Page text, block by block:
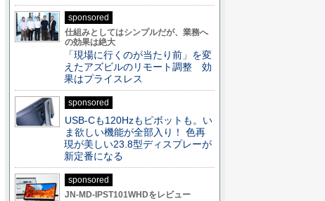
sponsored
仕組みとしてはシンプルだが、業務へ
の効果は絶大
「現場に行くのが当たり前」を変
えたアズビルのリモート調整 効
果はプライスレス
sponsored
USB-Cも120Hzもピボットも。い
ま欲しい機能が全部入り！ 色再
現が美しい23.8型ディスプレーが
新定番になる
sponsored
JN-MD-IPST101WHDをレビュー